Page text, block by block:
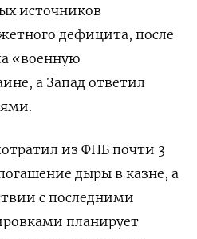
источников
дефицита, после
«военную
а Запад ответил
из ФНБ почти 3
дыры в казне, а
с последними
планирует